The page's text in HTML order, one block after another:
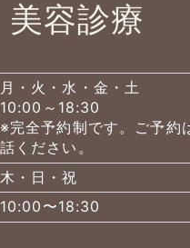
美容診療
月・火・水・金・土
10:00～18:30
※完全予約制です。ご予約
話ください。
木・日・祝
10:00〜18:30